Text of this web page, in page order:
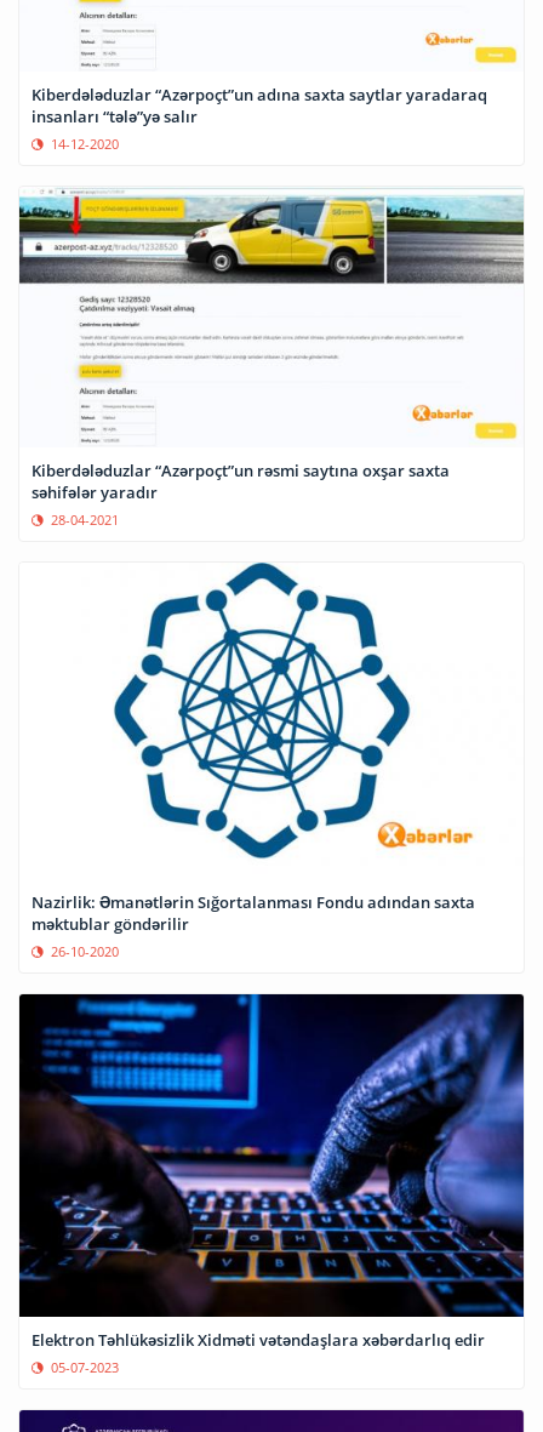
Kiberdələduzlar “Azərpoçt”un adına saxta saytlar yaradaraq
insanları “tələ”yə salır
14-12-2020
Kiberdələduzlar “Azərpoçt”un rəsmi saytına oxşar saxta
səhifələr yaradır
28-04-2021
Nazirlik: Əmanətlərin Sığortalanması Fondu adından saxta
məktublar göndərilir
26-10-2020
Elektron Təhlükəsizlik Xidməti vətəndaşlara xəbərdarlıq edir
05-07-2023